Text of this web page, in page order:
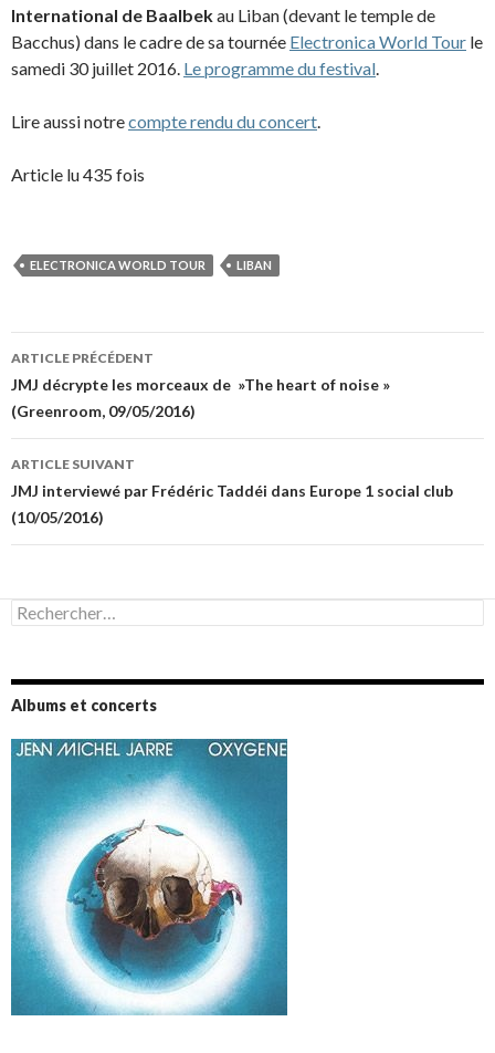
International de Baalbekau Liban (devant le temple de
Bacchus) dans le cadre de sa tournée Electronica World Tour le
samedi 30 juillet 2016. Le programme du festival.
Lire aussi notrecompte rendu du concert.
Article lu 435 fois
ELECTRONICA WORLD TOUR LIBAN
Navigation
des
articles
ARTICLE PRÉCÉDENT
JMJ décrypte les morceaux de »The heart of noise »
(Greenroom, 09/05/2016)
ARTICLE SUIVANT
JMJ interviewé par Frédéric Taddéi dans Europe 1 social club
(10/05/2016)
Rechercher :
Albums et concerts